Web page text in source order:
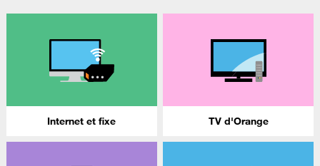
Internet et fixe TV d'Orange